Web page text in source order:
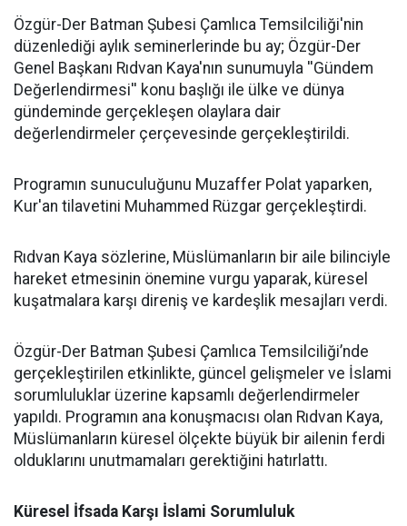
​Özgür-Der Batman Şubesi Çamlıca Temsilciliği'nin
düzenlediği aylık seminerlerinde bu ay; Özgür-Der
Genel Başkanı Rıdvan Kaya'nın sunumuyla ''Gündem
Değerlendirmesi'' konu başlığı ile ülke ve dünya
gündeminde gerçekleşen olaylara dair
değerlendirmeler çerçevesinde gerçekleştirildi.
Programın sunuculuğunu Muzaffer Polat yaparken,
Kur'an tilavetini Muhammed Rüzgar gerçekleştirdi.
Rıdvan Kaya sözlerine, Müslümanların bir aile bilinciyle
hareket etmesinin önemine vurgu yaparak, küresel
kuşatmalara karşı direniş ve kardeşlik mesajları verdi.
Özgür-Der Batman Şubesi Çamlıca Temsilciliği’nde
gerçekleştirilen etkinlikte, güncel gelişmeler ve İslami
sorumluluklar üzerine kapsamlı değerlendirmeler
yapıldı. Programın ana konuşmacısı olan Rıdvan Kaya,
Müslümanların küresel ölçekte büyük bir ailenin ferdi
olduklarını unutmamaları gerektiğini hatırlattı.
Küresel İfsada Karşı İslami Sorumluluk